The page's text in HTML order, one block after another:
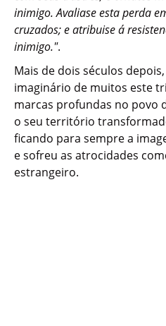
inimigo. Avaliase esta perda
cruzados; e atribuise á
inimigo.".
Mais de dois séculos
imaginário de muitos este
marcas profundas no povo
o seu território
ficando para sempre a
e sofreu as atrocidades
estrangeiro.